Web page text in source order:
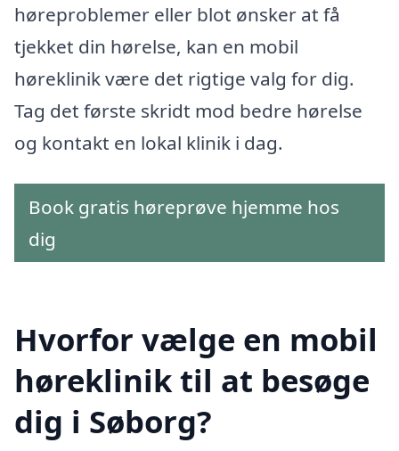
høreproblemer eller blot ønsker at få
tjekket din hørelse, kan en mobil
høreklinik være det rigtige valg for dig.
Tag det første skridt mod bedre hørelse
og kontakt en lokal klinik i dag.
Book gratis høreprøve hjemme hos
dig
Hvorfor vælge en mobil
høreklinik til at besøge
dig i Søborg?